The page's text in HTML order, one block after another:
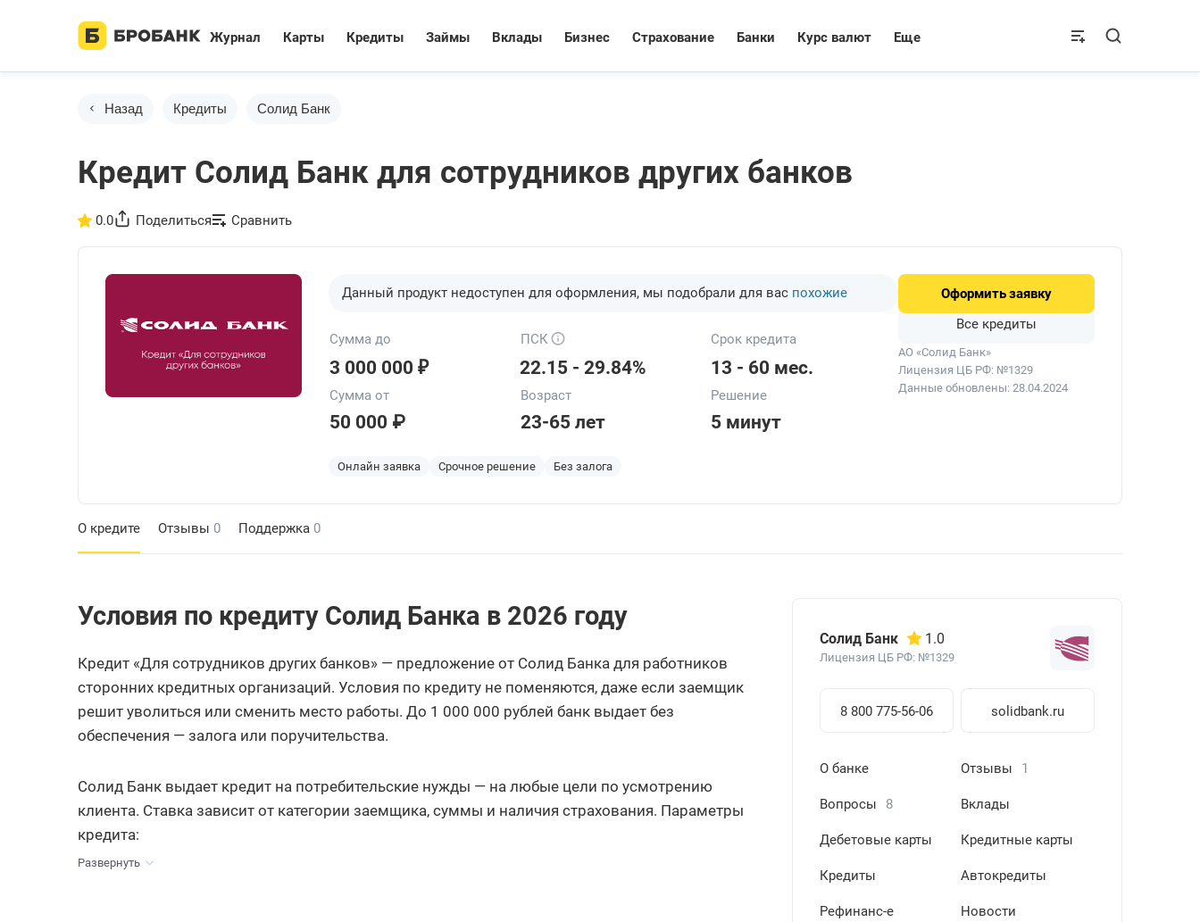
Журнал Карты Кредиты Займы Вклады Бизнес Страхование Банки Курс валют Еще
Назад Кредиты Солид Банк
Кредит Солид Банк для сотрудников других банков
0.0 Поделиться Сравнить
Данный продукт недоступен для оформления, мы подобрали для вас похожие
Сумма до
3 000 000 ₽
ПСК
22.15 - 29.84%
Срок кредита
13 - 60 мес.
Сумма от
50 000 ₽
Возраст
23-65 лет
Решение
5 минут
Онлайн заявка Срочное решение Без залога
Оформитьзаявку
Все кредиты
АО «Солид Банк»
Лицензия ЦБ РФ: №1329
Данные обновлены: 28.04.2024
О кредите Отзывы 0 Поддержка 0
Условия по кредиту Солид Банка в 2026 году
Кредит «Для сотрудников других банков» — предложение от Солид Банка для работников
сторонних кредитных организаций. Условия по кредиту не поменяются, даже если заемщик
решит уволиться или сменить место работы. До 1 000 000 рублей банк выдает без
обеспечения — залога или поручительства.
Солид Банк выдает кредит на потребительские нужды — на любые цели по усмотрению
клиента. Ставка зависит от категории заемщика, суммы и наличия страхования. Параметры
кредита:
Развернуть
Солид Банк 1.0
Лицензия ЦБ РФ: №1329
8 800 775-56-06 solidbank.ru
О банке Отзывы 1
Вопросы 8 Вклады
Дебетовые карты Кредитные карты
Кредиты Автокредиты
Рефинанс-е Новости